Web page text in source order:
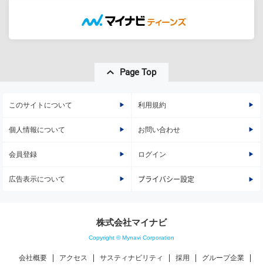
Page Top
このサイトについて 利用規約
個人情報について お問い合わせ
会員登録 ログイン
広告表示について プライバシー設定
株式会社マイナビ
Copyright © Mynavi Corporation
会社概要 アクセス サスティナビリティ 採用
グループ企業